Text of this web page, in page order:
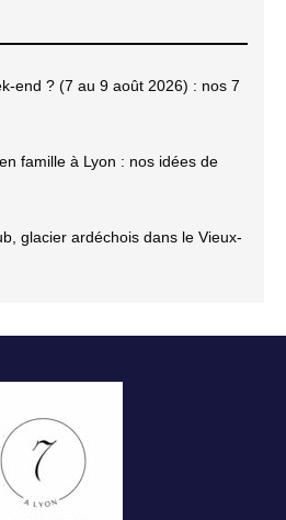
end ? (7 au 9 août 2026) : nos 7
famille à Lyon : nos idées de
glacier ardéchois dans le Vieux-